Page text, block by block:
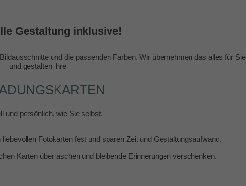
Gestaltung inklusive!
und die passenden Farben. Wir übernehmen das alles für Sie
und gestalten Ihre
und persönlich, wie Sie selbst.
Fotokarten fest und sparen Zeit und Gestaltungsaufwand.
Karten überraschen und bleibende Erinnerungen verschenken.